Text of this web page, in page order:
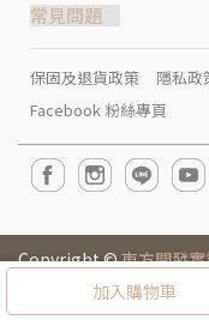
加入購物車
常見問題
保固及退貨政策
隱私政
Facebook 粉絲專頁
Copyright ©東方開發